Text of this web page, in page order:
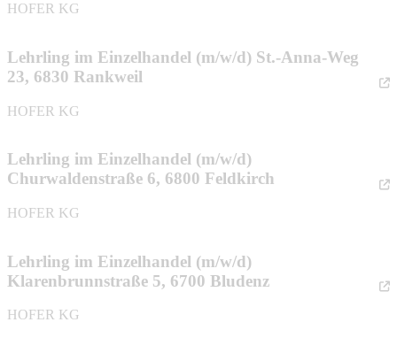
HOFER KG
Lehrling im Einzelhandel (m/w/d) St.-Anna-Weg
23, 6830 Rankweil
HOFER KG
Lehrling im Einzelhandel (m/w/d)
Churwaldenstraße 6, 6800 Feldkirch
HOFER KG
Lehrling im Einzelhandel (m/w/d)
Klarenbrunnstraße 5, 6700 Bludenz
HOFER KG